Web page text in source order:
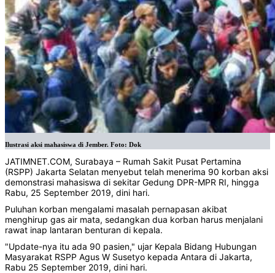
Ilustrasi aksi mahasiswa di Jember. Foto: Dok
JATIMNET.COM, Surabaya – Rumah Sakit Pusat Pertamina
(RSPP) Jakarta Selatan menyebut telah menerima 90 korban aksi
demonstrasi mahasiswa di sekitar Gedung DPR-MPR RI, hingga
Rabu, 25 September 2019, dini hari.
Puluhan korban mengalami masalah pernapasan akibat
menghirup gas air mata, sedangkan dua korban harus menjalani
rawat inap lantaran benturan di kepala.
"Update-nya itu ada 90 pasien," ujar Kepala Bidang Hubungan
Masyarakat RSPP Agus W Susetyo kepada Antara di Jakarta,
Rabu 25 September 2019, dini hari.